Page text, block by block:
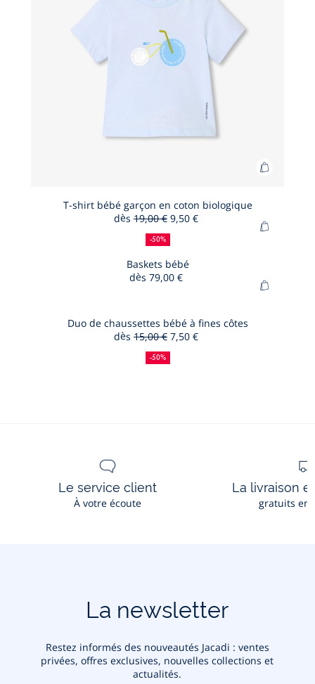
Ajouter
T-
shirt
en
T-shirt bébé garçon en coton biologique
dès
50
%
de
réduction
Ancien
prix
:
19,00 €Nouveau
prix
:
9,50 €
-50%
Ajouter
Baskets
bébé
Baskets bébé
dès 79,00 €
Ajouter
Duo de chaussettes bébé à fines côtes
dès
50
%
de
Ancien
prix
:
15,00 €Nouveau
prix
:
7,50 €
-50%
Le service client
À votre écoute
La livraison
gratuits en
La newsletter
Restez informés des nouveautés Jacadi : ventes
privées, offres exclusives, nouvelles collections et
actualités.